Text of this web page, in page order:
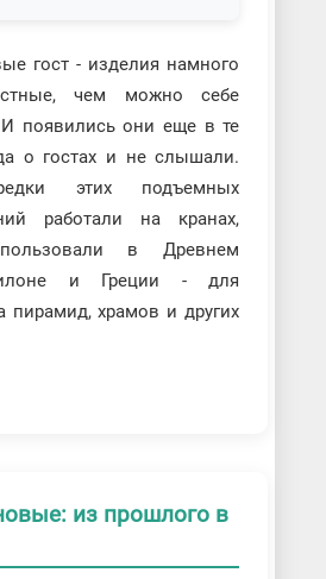
гост - изделия намного
чем можно себе
И появились они еще в те
о гостах и не слышали.
этих подъемных
работали на кранах,
в Древнем
и Греции - для
пирамид, храмов и других
из прошлого в